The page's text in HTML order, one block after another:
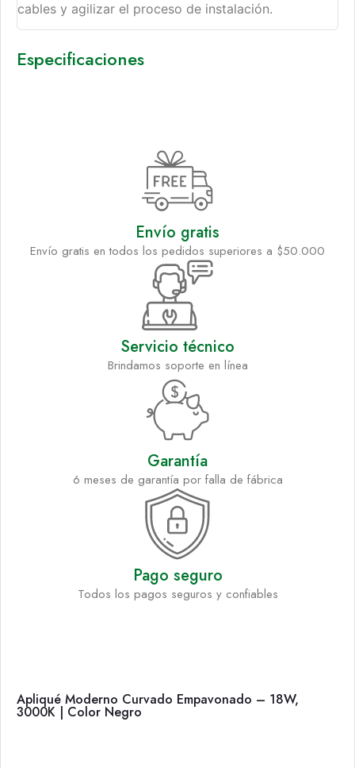
cables y agilizar el proceso de instalación.
Especificaciones
Envío gratis
Envío gratis en todos los pedidos superiores a $50.000
Servicio técnico
Brindamos soporte en línea
Garantía
6 meses de garantía por falla de fábrica
Pago seguro
Todos los pagos seguros y confiables
Apliqué Moderno Curvado Empavonado – 18W,
3000K | Color Negro